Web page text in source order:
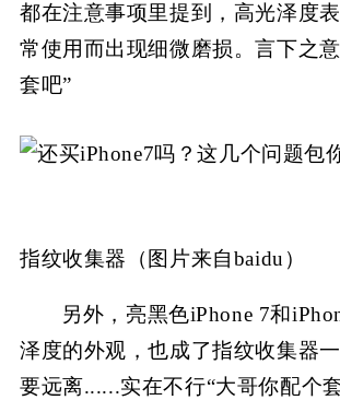
都在注意事项里提到，高光泽度
常使用而出现细微磨损。言下之
套吧”
指纹收集器（图片来自baidu）
另外，亮黑色iPhone 7和
泽度的外观，也成了指纹收集器
要远离......实在不行“大哥你配个